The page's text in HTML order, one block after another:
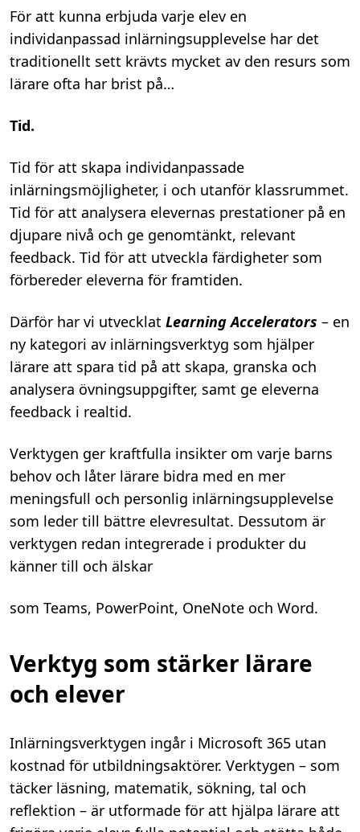
För att kunna erbjuda varje elev en
individanpassad inlärningsupplevelse har det
traditionellt sett krävts mycket av den resurs som
lärare ofta har brist på…
Tid.
Tid för att skapa individanpassade
inlärningsmöjligheter, i och utanför klassrummet.
Tid för att analysera elevernas prestationer på en
djupare nivå och ge genomtänkt, relevant
feedback. Tid för att utveckla färdigheter som
förbereder eleverna för framtiden.
Därför har vi utvecklat Learning Accelerators – en
ny kategori av inlärningsverktyg som hjälper
lärare att spara tid på att skapa, granska och
analysera övningsuppgifter, samt ge eleverna
feedback i realtid.
Verktygen ger kraftfulla insikter om varje barns
behov och låter lärare bidra med en mer
meningsfull och personlig inlärningsupplevelse
som leder till bättre elevresultat. Dessutom är
verktygen redan integrerade i produkter du
känner till och älskar
som Teams, PowerPoint, OneNote och Word.
Verktyg som stärker lärare
och elever
Inlärningsverktygen ingår i Microsoft 365 utan
kostnad för utbildningsaktörer. Verktygen – som
täcker läsning, matematik, sökning, tal och
reflektion – är utformade för att hjälpa lärare att